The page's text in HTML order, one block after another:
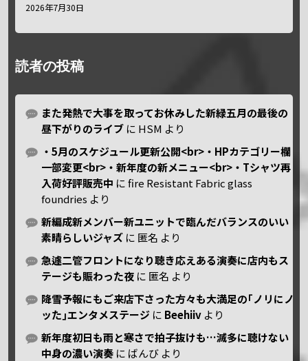
2026年7月30日
読者の投稿
また発熱で大事を取ってお休みした新緑五月の最後の
昼下がりのライブ に HSM より
・5月のスケジュール更新公開<br>・HPカテゴリー欄
一部変更<br>・新年度の新メニュー<br>・Tシャツ再
入荷好評販売中 にfire Resistant Fabric glass
foundries より
新編成新メンバー新ユニットで臨んだバランスのいい
素晴らしいジャズ に 匿名 より
急遽二管フロントになり聴き応えある演奏に店内もス
テージも賑わった夜 に 匿名 より
降雪予報にもご来店下さった方々も大満足の｢ノリにノ
ッた｣エンタメステージ に Beehiiv より
新年度初日も雨と寒さで拍子抜けも…滅多に聴けない
中身の濃い演奏 に ばんび より